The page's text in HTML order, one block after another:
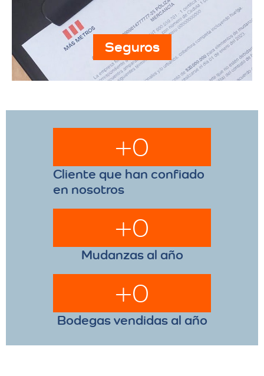
Seguros
Cliente que han confiado
en nosotros
+0
Mudanzas al año
+0
Bodegas vendidas al año
+0